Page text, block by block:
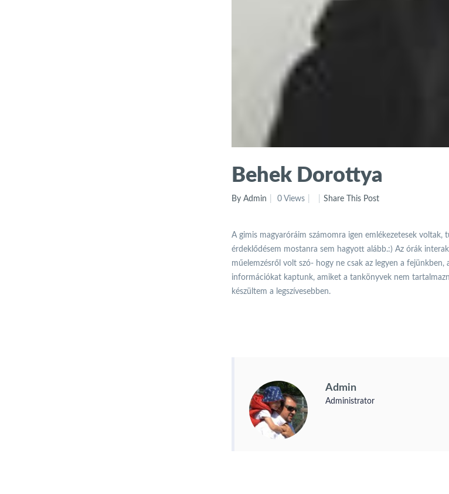
Behek Dorottya
By Admin 0 Views Share This Post
A gimis magyaróráim számomra igen emlékezetesek
érdeklődésem mostanra sem hagyott alább.:) Az órák
műelemzésről volt szó- hogy ne csak az legyen a
információkat kaptunk, amiket a tankönyvek nem
készültem a legszívesebben.
Admin
Administrator